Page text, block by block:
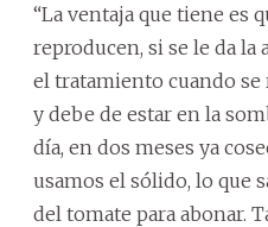
“La ventaja que tiene es
reproducen, si se le da la
el tratamiento cuando
y debe de estar en la
día, en dos meses ya
usamos el sólido, lo que
del tomate para abonar.